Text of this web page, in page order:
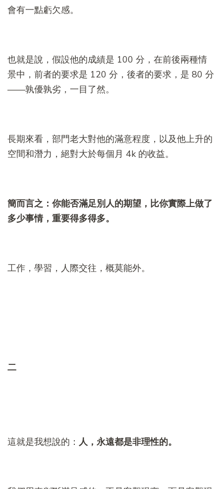
會有一點虧欠感。
也就是說，假設他的成績是 100 分，在前後兩種情
景中，前者的要求是 120 分，後者的要求，是 80 分
——孰優孰劣，一目了然。
長期來看，部門老大對他的滿意程度，以及他上升的
空間和潛力，絕對大於每個月 4k 的收益。
簡而言之：你能否滿足別人的期望，比你實際上做了
多少事情，重要得多得多。
工作，學習，人際交往，概莫能外。
二
這就是我想說的： 人，永遠都是非理性的。